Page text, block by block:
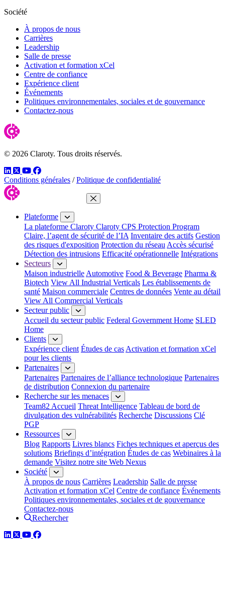
Société
À propos de nous
Carrières
Leadership
Salle de presse
Activation et formation xCel
Centre de confiance
Expérience client
Événements
Politiques environnementales, sociales et de gouvernance
Contactez-nous
© 2026 Claroty. Tous droits réservés.
LinkedIn
TwitterYouTube
Facebook
Conditions générales / Politique de confidentialité
Fermer le menu
Plateforme
La plateforme Claroty Claroty CPS Protection Program
Claire, l’agent de sécurité de l’IA Inventaire des actifs Gestion
des risques d'exposition Protection du réseau Accès sécurisé
Détection des intrusions Efficacité opérationnelle Intégrations
Secteurs
Maison industrielle Automotive Food & Beverage Pharma &
Biotech View All Industrial Verticals Les établissements de
santé Maison commerciale Centres de données Vente au détail
View All Commercial Verticals
Secteur public
Accueil du secteur public Federal Government Home SLED
Home
Clients
Expérience client Études de cas Activation et formation xCel
pour les clients
Partenaires
Partenaires Partenaires de l’alliance technologique Partenaires
de distribution Connexion du partenaire
Recherche sur les menaces
Team82 Accueil Threat Intelligence Tableau de bord de
divulgation des vulnérabilités Recherche Discussions Clé
PGP
Ressources
Blog Rapports Livres blancs Fiches techniques et aperçus des
solutions Briefings d’intégration Études de cas Webinaires à la
demande Visitez notre site Web Nexus
Société
À propos de nous Carrières Leadership Salle de presse
Activation et formation xCel Centre de confiance Événements
Politiques environnementales, sociales et de gouvernance
Contactez-nous
Rechercher
LinkedIn
TwitterYouTube
Facebook